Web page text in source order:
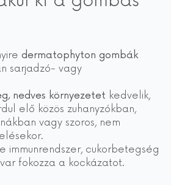
dermatophyton gombák
sarjadzó- vagy
nedves környezetet kedvelik,
elő közös zuhanyzókban,
vagy szoros, nem
immunrendszer, cukorbetegség
fokozza a kockázatot.